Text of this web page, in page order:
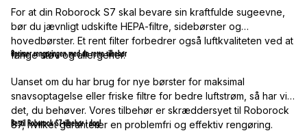
For at din Roborock S7 skal bevare sin kraftfulde sugeevne,
bør du jævnligt udskifte HEPA-filtre, sidebørster og
hovedbørster. Et rent filter forbedrer også luftkvaliteten ved at
fange støv og allergener.
Optimer rengøringen med de rette tilbehør
Uanset om du har brug for nye børster for maksimal
snavsoptagelse eller friske filtre for bedre luftstrøm, så har vi
det, du behøver. Vores tilbehør er skræddersyet til Roborock
S7, hvilket garanterer en problemfri og effektiv rengøring.
Bestil Roborock S7-tilbehør i dag!